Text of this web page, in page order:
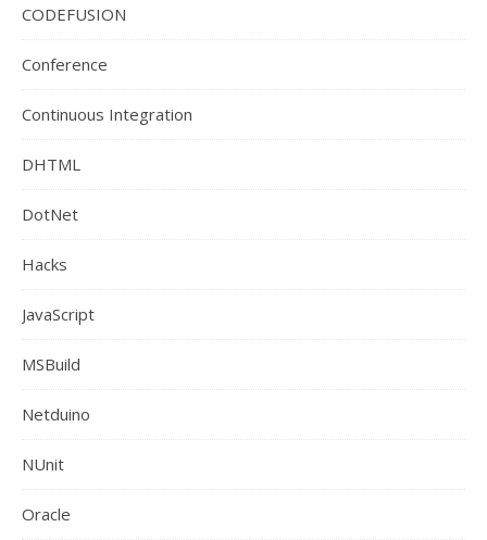
CODEFUSION
Conference
Continuous Integration
DHTML
DotNet
Hacks
JavaScript
MSBuild
Netduino
NUnit
Oracle